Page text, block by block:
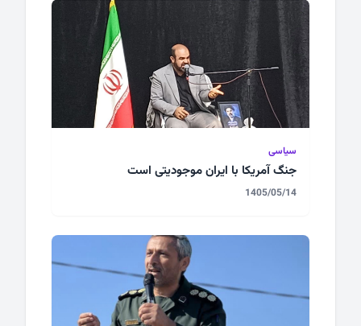
سیاسی
جنگ آمریکا با ایران موجودیتی است
1405/05/14